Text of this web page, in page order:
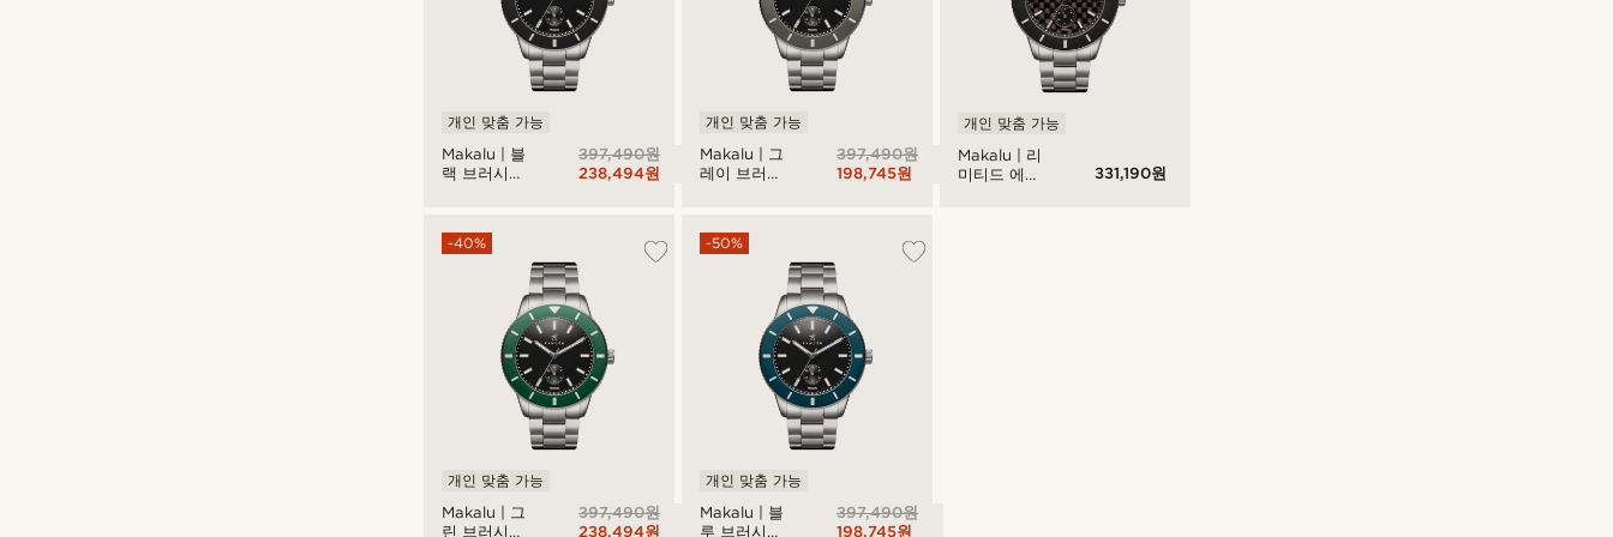
Makalu | 블
랙 브러시드
개인 맞춤 가능
397,490원
238,494원
Makalu | 그
린 브러시드
-40%
개인 맞춤 가능
397,490원
238,494원
Makalu | 그
레이 브러시
개인 맞춤 가능
397,490원
198,745원
Makalu | 블
루 브러시드
-50%
개인 맞춤 가능
397,490원
198,745원
Makalu | 리
미티드 에디
개인 맞춤 가능
331,190원